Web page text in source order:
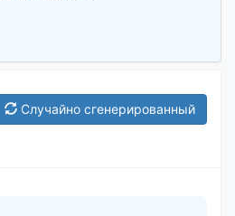
Случайно сгенерированный